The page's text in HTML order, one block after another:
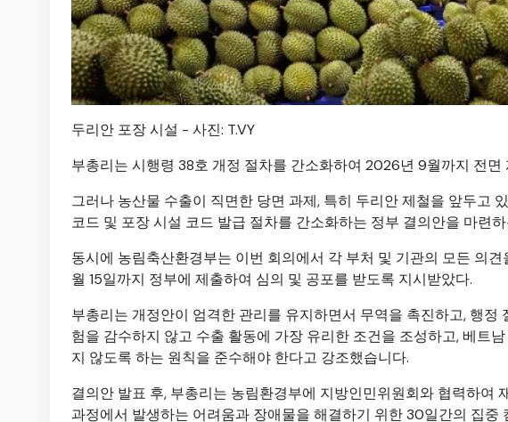
두리안 포장 시설 - 사진: T.VY
부총리는 시행령 38호 개정 절차를 간소화하여 2026년 9월까지 전
그러나 농산물 수출이 직면한 당면 과제, 특히 두리안 제철을 앞두고
코드 및 포장 시설 코드 발급 절차를 간소화하는 정부 결의안을 마련
동시에 농림축산환경부는 이번 회의에서 각 부처 및 기관의 모든 의
월 15일까지 정부에 제출하여 심의 및 공포를 받도록 지시받았다.
부총리는 개정안이 엄격한 관리를 유지하면서 무역을 촉진하고, 행
험을 감수하지 않고 수출 활동에 가장 유리한 조건을 조성하고, 베트
지 않도록 하는 원칙을 준수해야 한다고 강조했습니다.
결의안 발표 후, 부총리는 농림환경부에 지방인민위원회와 협력하여
과정에서 발생하는 어려움과 장애물을 해결하기 위한 30일간의 집중